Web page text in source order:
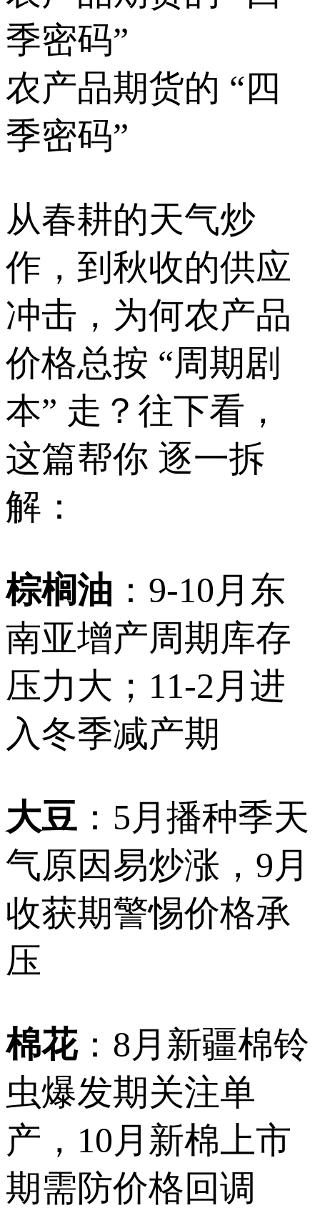
季密码”
农产品期货的 “四
季密码”
从春耕的天气炒
作，到秋收的供应
冲击，为何农产品
价格总按 “周期剧
本” 走？往下看，
这篇帮你 逐一拆
解：
棕榈油 ：9-10月东
南亚增产周期库存
压力大；11-2月进
入冬季减产期
大豆 ：5月播种季天
气原因易炒涨，9月
收获期警惕价格承
压
棉花：8月新疆棉铃
虫爆发期关注单
产，10月新棉上市
期需防价格回调